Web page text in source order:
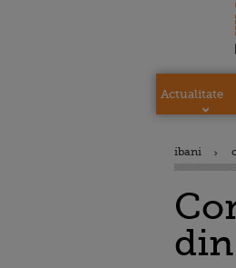
Actualitate
ibani
din